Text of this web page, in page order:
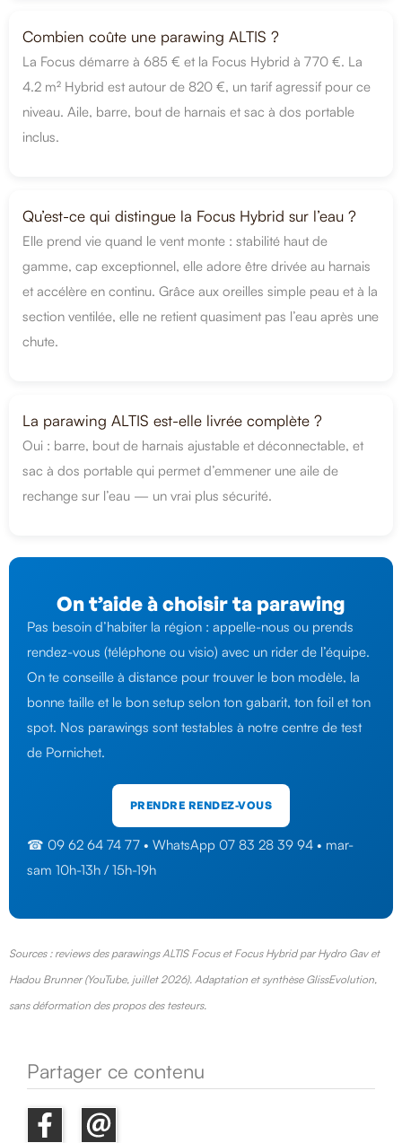
Combien coûte une parawing ALTIS ?
La Focus démarre à 685 € et la Focus Hybrid à 770 €. La
4.2 m² Hybrid est autour de 820 €, un tarif agressif pour ce
niveau. Aile, barre, bout de harnais et sac à dos portable
inclus.
Qu’est-ce qui distingue la Focus Hybrid sur l’eau ?
Elle prend vie quand le vent monte : stabilité haut de
gamme, cap exceptionnel, elle adore être drivée au harnais
et accélère en continu. Grâce aux oreilles simple peau et à la
section ventilée, elle ne retient quasiment pas l’eau après une
chute.
La parawing ALTIS est-elle livrée complète ?
Oui : barre, bout de harnais ajustable et déconnectable, et
sac à dos portable qui permet d’emmener une aile de
rechange sur l’eau — un vrai plus sécurité.
On t’aide à choisir ta parawing
Pas besoin d’habiter la région : appelle-nous ou prends
rendez-vous (téléphone ou visio) avec un rider de l’équipe.
On te conseille à distance pour trouver le bon modèle, la
bonne taille et le bon setup selon ton gabarit, ton foil et ton
spot. Nos parawings sont testables à notre centre de test
de Pornichet.
PRENDRE RENDEZ-VOUS
☎ 09 62 64 74 77 • WhatsApp 07 83 28 39 94 • mar-
sam 10h-13h / 15h-19h
Sources : reviews des parawings ALTIS Focus et Focus Hybrid par Hydro Gav et
Hadou Brunner (YouTube, juillet 2026). Adaptation et synthèse GlissEvolution,
sans déformation des propos des testeurs.
Partager ce contenu